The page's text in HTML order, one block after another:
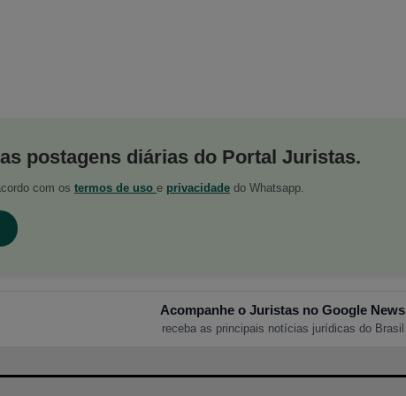
postagens diárias do Portal Juristas.
com os termos de uso e privacidade do Whatsapp.
Acompanhe o Juristas no Google News
receba as principais notícias jurídicas do Brasil